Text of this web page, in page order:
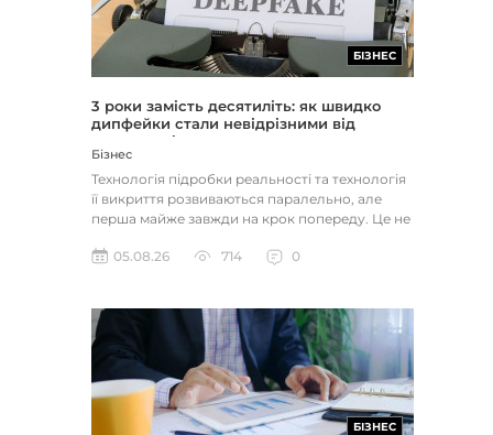
БІЗНЕС
3 роки замість десятиліть: як швидко
дипфейки стали невідрізними від
реальності
Бізнес
Технологія підробки реальності та технологія
її викриття розвиваються паралельно, але
перша майже завжди на крок попереду. Це не
05.08.26
714 0
БІЗНЕС